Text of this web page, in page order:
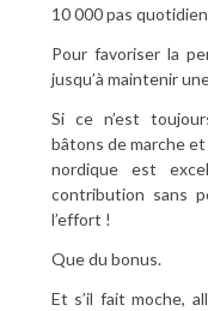
10 000 pas
Pour favoriser la
jusqu’à maintenir
Si ce n’est
bâtons de marche
nordique est
contribution sans
l’effort !
Que du bonus.
Et s’il fait moche,